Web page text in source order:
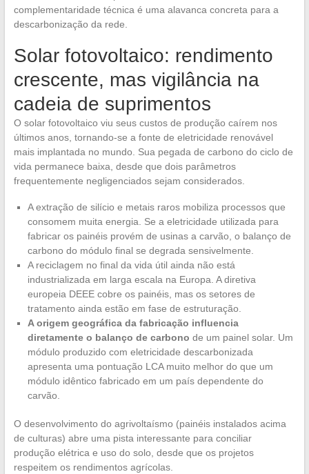
complementaridade técnica é uma alavanca concreta para a
descarbonização da rede.
Solar fotovoltaico: rendimento
crescente, mas vigilância na
cadeia de suprimentos
O solar fotovoltaico viu seus custos de produção caírem nos
últimos anos, tornando-se a fonte de eletricidade renovável
mais implantada no mundo. Sua pegada de carbono do ciclo de
vida permanece baixa, desde que dois parâmetros
frequentemente negligenciados sejam considerados.
A extração de silício e metais raros mobiliza processos que
consomem muita energia. Se a eletricidade utilizada para
fabricar os painéis provém de usinas a carvão, o balanço de
carbono do módulo final se degrada sensivelmente.
A reciclagem no final da vida útil ainda não está
industrializada em larga escala na Europa. A diretiva
europeia DEEE cobre os painéis, mas os setores de
tratamento ainda estão em fase de estruturação.
A origem geográfica da fabricação influencia
diretamente o balanço de carbono de um painel solar. Um
módulo produzido com eletricidade descarbonizada
apresenta uma pontuação LCA muito melhor do que um
módulo idêntico fabricado em um país dependente do
carvão.
O desenvolvimento do agrivoltaísmo (painéis instalados acima
de culturas) abre uma pista interessante para conciliar
produção elétrica e uso do solo, desde que os projetos
respeitem os rendimentos agrícolas.